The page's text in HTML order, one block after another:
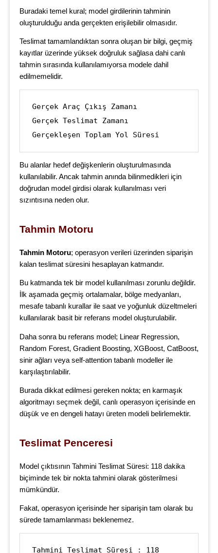
Buradaki temel kural; model girdilerinin tahminin
oluşturulduğu anda gerçekten erişilebilir olmasıdır.
Teslimat tamamlandıktan sonra oluşan bir bilgi, geçmiş
kayıtlar üzerinde yüksek doğruluk sağlasa dahi canlı
tahmin sırasında kullanılamıyorsa modele dahil
edilmemelidir.
Gerçek Araç Çıkış Zamanı
Gerçek Teslimat Zamanı
Gerçekleşen Toplam Yol Süresi
Bu alanlar hedef değişkenlerin oluşturulmasında
kullanılabilir. Ancak tahmin anında bilinmedikleri için
doğrudan model girdisi olarak kullanılması veri
sızıntısına neden olur.
Tahmin Motoru
Tahmin Motoru; operasyon verileri üzerinden siparişin
kalan teslimat süresini hesaplayan katmandır.
Bu katmanda tek bir model kullanılması zorunlu değildir.
İlk aşamada geçmiş ortalamalar, bölge medyanları,
mesafe tabanlı kurallar ile saat ve yoğunluk düzeltmeleri
kullanılarak basit bir referans model oluşturulabilir.
Daha sonra bu referans model; Linear Regression,
Random Forest, Gradient Boosting, XGBoost, CatBoost,
sinir ağları veya self-attention tabanlı modeller ile
karşılaştırılabilir.
Burada dikkat edilmesi gereken nokta; en karmaşık
algoritmayı seçmek değil, canlı operasyon içerisinde en
düşük ve en dengeli hatayı üreten modeli belirlemektir.
Teslimat Penceresi
Model çıktısının Tahmini Teslimat Süresi: 118 dakika
biçiminde tek bir nokta tahmini olarak gösterilmesi
mümkündür.
Fakat, operasyon içerisinde her siparişin tam olarak bu
sürede tamamlanması beklenemez.
Tahmini Teslimat Süresi : 118